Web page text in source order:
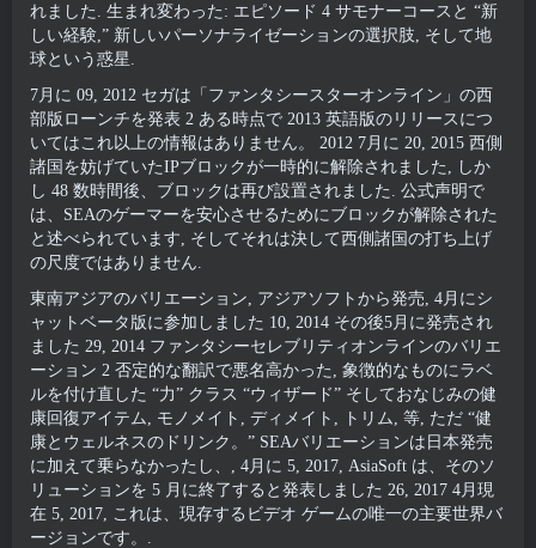
れました. 生まれ変わった: エピソード 4 サモナーコースと “新
しい経験,” 新しいパーソナライゼーションの選択肢, そして地
球という惑星.
7月に 09, 2012 セガは「ファンタシースターオンライン」の西
部版ローンチを発表 2 ある時点で 2013 英語版のリリースにつ
いてはこれ以上の情報はありません。 2012 7月に 20, 2015 西側
諸国を妨げていたIPブロックが一時的に解除されました, しか
し 48 数時間後、ブロックは再び設置されました. 公式声明で
は、SEAのゲーマーを安心させるためにブロックが解除された
と述べられています, そしてそれは決して西側諸国の打ち上げ
の尺度ではありません.
東南アジアのバリエーション, アジアソフトから発売, 4月にシ
ャットベータ版に参加しました 10, 2014 その後5月に発売され
ました 29, 2014 ファンタシーセレブリティオンラインのバリエ
ーション 2 否定的な翻訳で悪名高かった, 象徴的なものにラベ
ルを付け直した “力” クラス “ウィザード” そしておなじみの健
康回復アイテム, モノメイト, ディメイト, トリム, 等, ただ “健
康とウェルネスのドリンク。” SEAバリエーションは日本発売
に加えて乗らなかったし、, 4月に 5, 2017, AsiaSoft は、そのソ
リューションを 5 月に終了すると発表しました 26, 2017 4月現
在 5, 2017, これは、現存するビデオ ゲームの唯一の主要世界バ
ージョンです。.